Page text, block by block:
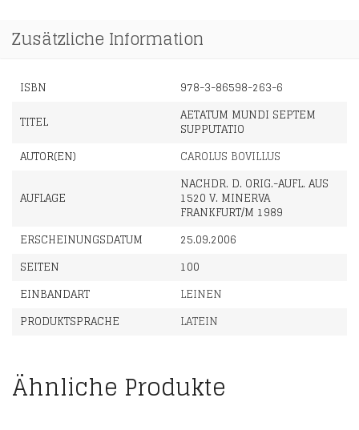
Zusätzliche Information
ISBN
978-3-86598-263-6
TITEL
AETATUM MUNDI SEPTEM
SUPPUTATIO
AUTOR(EN)
CAROLUS BOVILLUS
AUFLAGE
NACHDR. D. ORIG.-AUFL. AUS
1520 V. MINERVA
FRANKFURT/M 1989
ERSCHEINUNGSDATUM
25.09.2006
SEITEN
100
EINBANDART
LEINEN
PRODUKTSPRACHE
LATEIN
Ähnliche Produkte